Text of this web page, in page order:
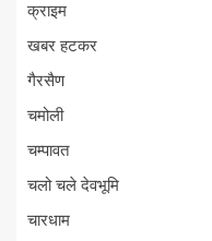
क्राइम
खबर हटकर
गैरसैण
चमोली
चम्पावत
चलो चले देवभूमि
चारधाम